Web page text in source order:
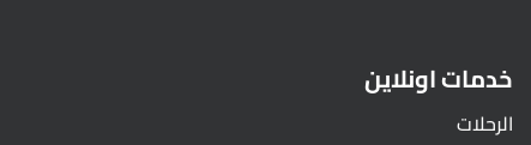
خدمات اونلاين
الرحلات